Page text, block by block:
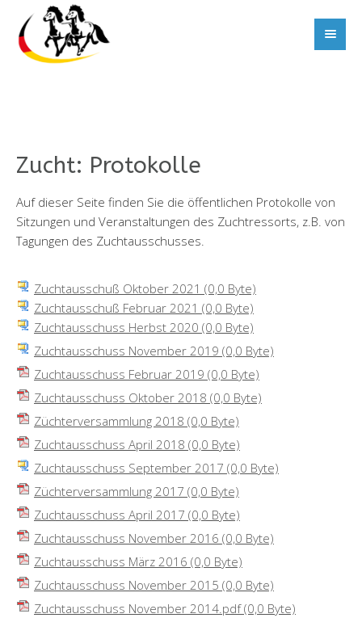
Zucht: Protokolle
Auf dieser Seite finden Sie die öffentlichen Protokolle von
Sitzungen und Veranstaltungen des Zuchtressorts, z.B. von
Tagungen des Zuchtausschusses.
Zuchtausschuß Oktober 2021 (0,0 Byte)
Zuchtausschuß Februar 2021 (0,0 Byte)
Zuchtausschuss Herbst 2020 (0,0 Byte)
Zuchtausschuss November 2019 (0,0 Byte)
Zuchtausschuss Februar 2019 (0,0 Byte)
Zuchtausschuss Oktober 2018 (0,0 Byte)
Züchterversammlung 2018 (0,0 Byte)
Zuchtausschuss April 2018 (0,0 Byte)
Zuchtausschuss September 2017 (0,0 Byte)
Züchterversammlung 2017 (0,0 Byte)
Zuchtausschuss April 2017 (0,0 Byte)
Zuchtausschuss November 2016 (0,0 Byte)
Zuchtausschuss März 2016 (0,0 Byte)
Zuchtausschuss November 2015 (0,0 Byte)
Zuchtausschuss November 2014.pdf(0,0 Byte)